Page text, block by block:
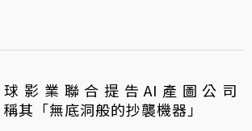
影業聯合提告AI產圖公司
其「無底洞般的抄襲機器」